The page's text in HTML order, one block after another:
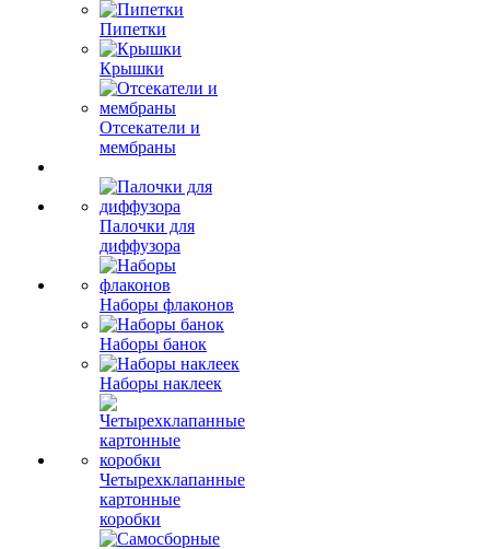
Пипетки
Крышки
Отсекатели и
мембраны
Палочки для
диффузора
Наборы флаконов
Наборы банок
Наборы наклеек
Четырехклапанные
картонные
коробки